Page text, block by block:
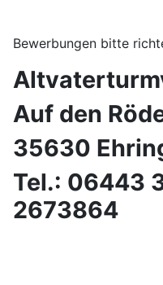
Bewerbungen bitte
Auf den
35630
Tel.: 06443
2673864